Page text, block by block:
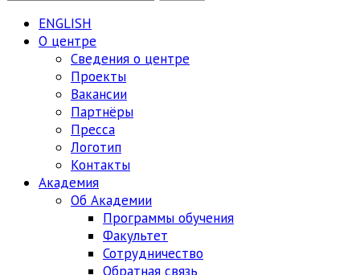
ENGLISH
О центре
Сведения о центре
Проекты
Вакансии
Партнёры
Пресса
Логотип
Контакты
Академия
Об Академии
Программы обучения
Факультет
Сотрудничество
Обратная связь